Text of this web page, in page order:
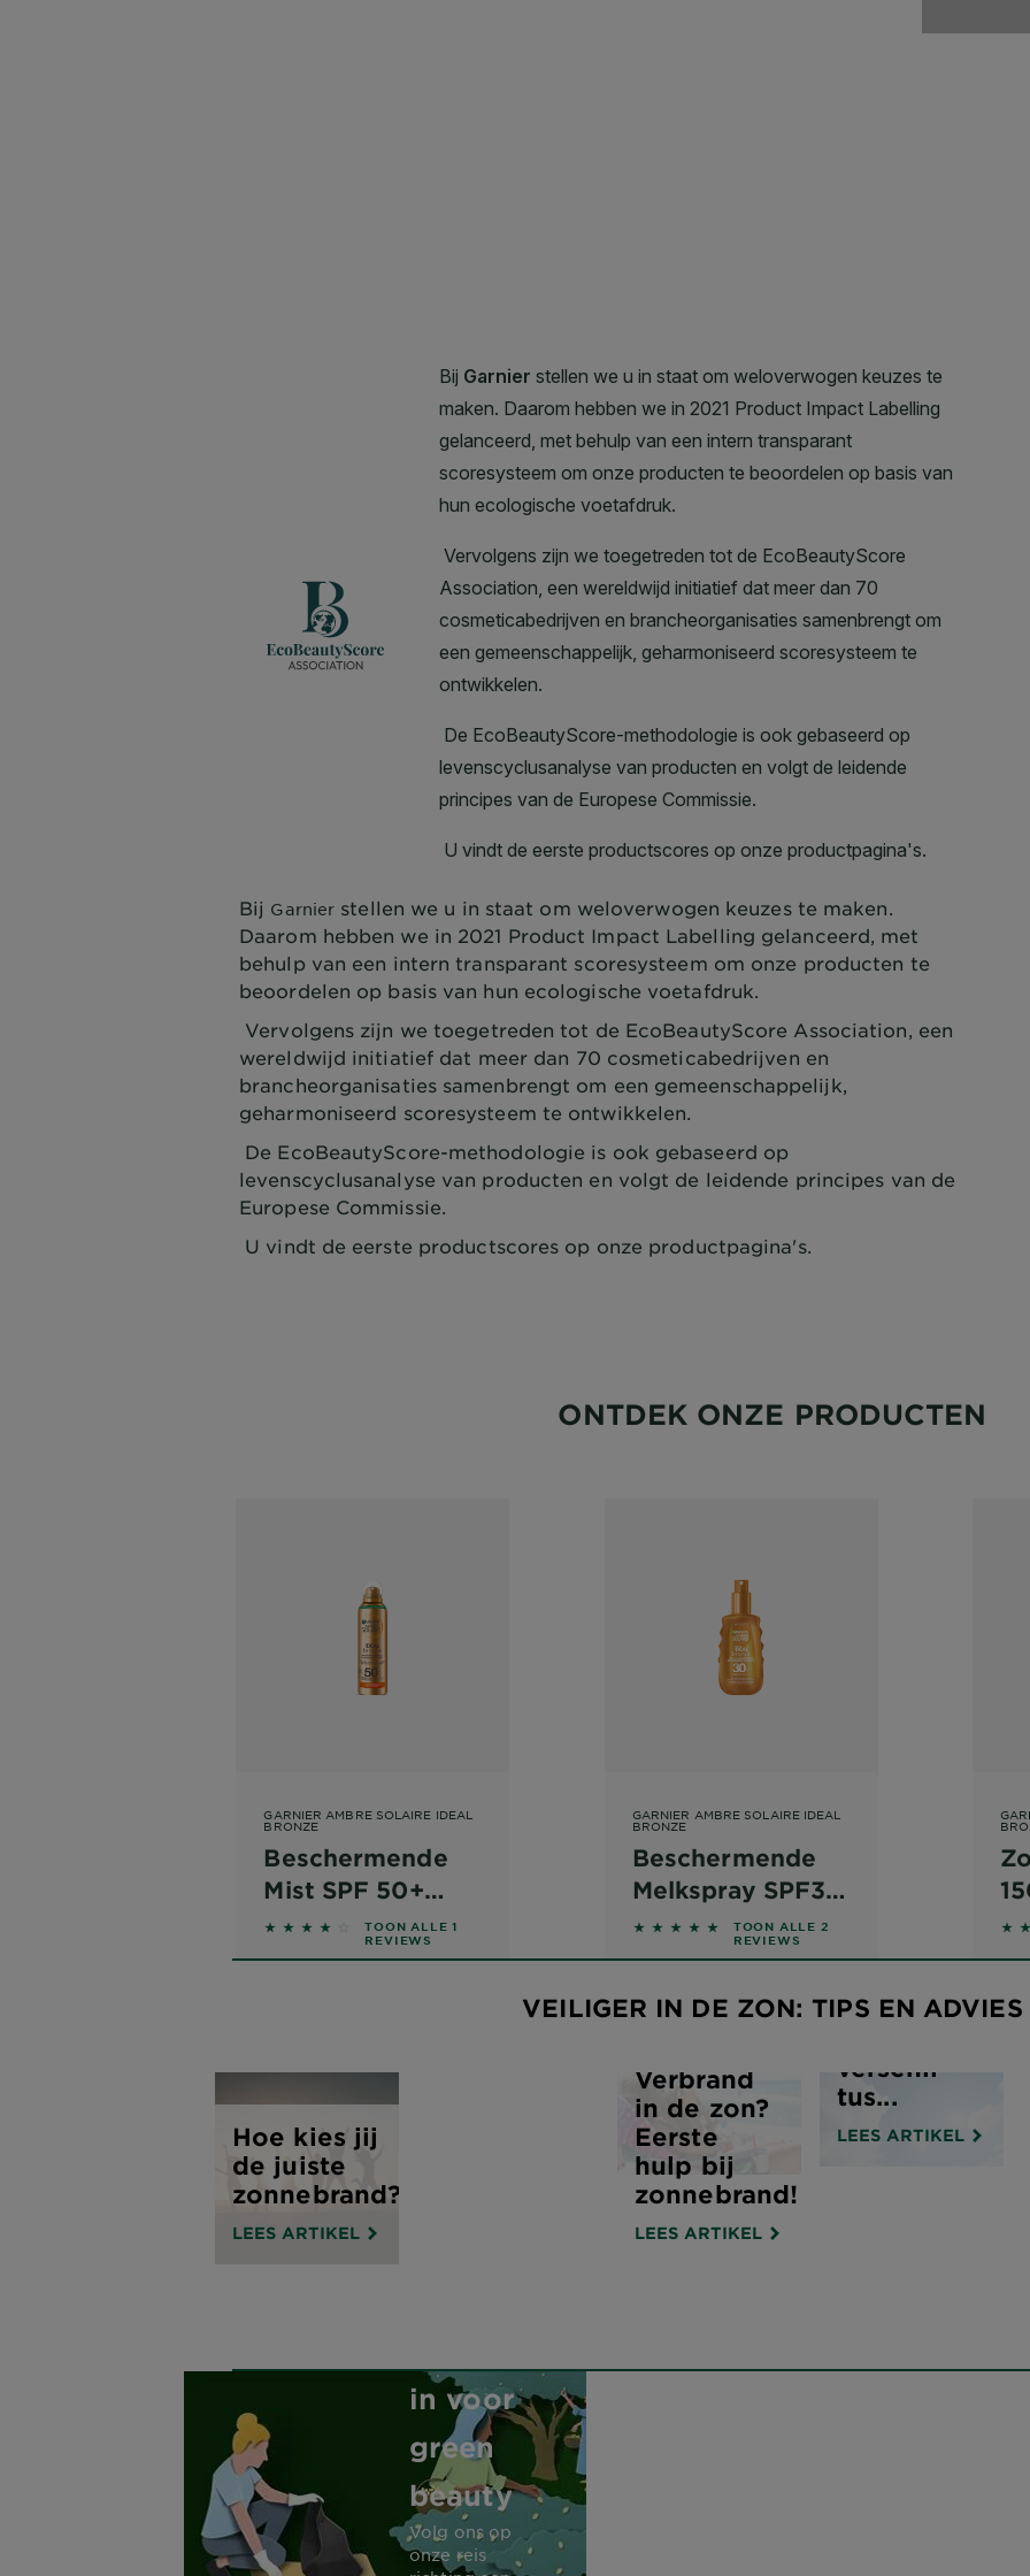
Goed
Bij Garnier stellen we u in staat om weloverwogen keuzes te maken.
Daarom hebben we in 2021 Product Impact Labelling gelanceerd, met
behulp van een intern transparant scoresysteem om onze producten te
beoordelen op basis van hun ecologische voetafdruk.
Vervolgens zijn we toegetreden tot de EcoBeautyScore Association, een
wereldwijd initiatief dat meer dan 70 cosmeticabedrijven en
brancheorganisaties samenbrengt om een gemeenschappelijk,
geharmoniseerd scoresysteem te ontwikkelen.
De EcoBeautyScore-methodologie is ook gebaseerd op
levenscyclusanalyse van producten en volgt de leidende principes van de
Europese Commissie.
U vindt de eerste productscores op onze productpagina's.
ONTDEK ONZE PRODUCTEN
GARNIER AMBRE SOLAIRE IDEAL
BRONZE
Beschermende
Mist SPF 50+
150ml
4 out of 5 stars based on reviews
TOON ALLE 1
REVIEWS
GARNIER AMBRE SOLAIRE IDEAL
BRONZE
Beschermende
Melkspray SPF30
150ml
5 out of 5 stars based on reviews
TOON ALLE 2
REVIEWS
5
VEILIGER IN DE ZON: TIPS EN ADVIES
Hoe kies jij
de juiste
zonnebrand?
LEES ARTIKEL
Verbrand
in de zon?
Eerste
hulp bij
zonnebrand!
LEES ARTIKEL
straling,
dat? Het
verschil
tus...
LEES ARTIKEL
in voor
green
beauty
Volg ons op
onze reis